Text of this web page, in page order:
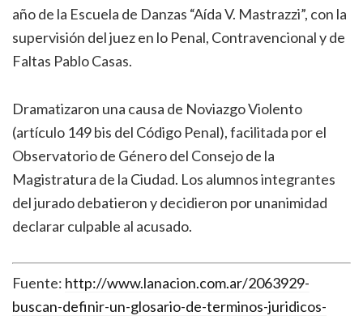
año de la Escuela de Danzas “Aída V. Mastrazzi”, con la
supervisión del juez en lo Penal, Contravencional y de
Faltas Pablo Casas.
Dramatizaron una causa de Noviazgo Violento
(artículo 149 bis del Código Penal), facilitada por el
Observatorio de Género del Consejo de la
Magistratura de la Ciudad. Los alumnos integrantes
del jurado debatieron y decidieron por unanimidad
declarar culpable al acusado.
Fuente: http://www.lanacion.com.ar/2063929-
buscan-definir-un-glosario-de-terminos-juridicos-